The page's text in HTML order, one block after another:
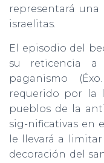
representará
israelitas.
El episodio del
su reticencia a
paganismo
requerido por la
pueblos de la
sig-nificativas en
le llevará a
decoración del